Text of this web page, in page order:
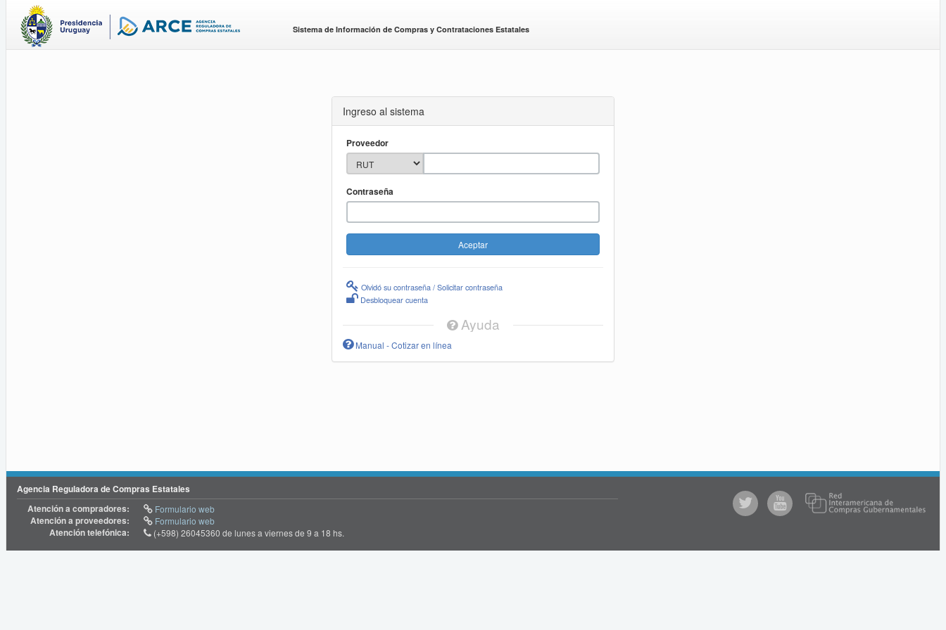
Sistema de Información de Compras y Contrataciones Estatales
Ingreso al sistema
Proveedor
Contraseña
Olvidó su contraseña / Solicitar contraseña
Desbloquear cuenta
Ayuda
Manual - Cotizar en línea
Agencia Reguladora de Compras Estatales
Atención a compradores:
Formulario web
Atención a proveedores: Formulario web
Atención telefónica: (+598) 26045360 de lunes a viernes de 9 a 18 hs.
@comprasgubuy
ACCE
Youtube